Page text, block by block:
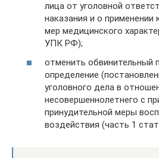
лица от уголовной
наказания и о применении
мер медицинского
УПК РФ);
отменить обвинительный
определение
уголовного дела в
несовершеннолетнего с
принудительной меры
воздействия (часть 1